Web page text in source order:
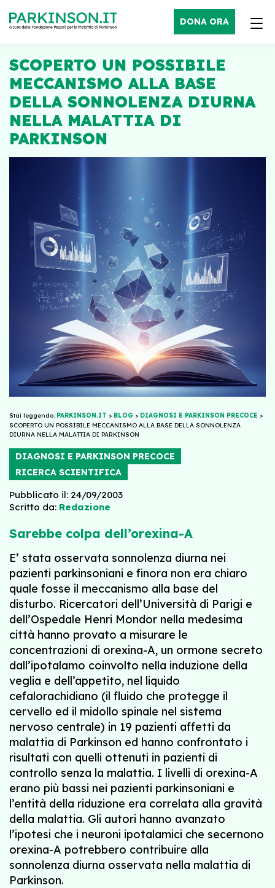
DONA ORA
SCOPERTO UN POSSIBILE
MECCANISMO ALLA BASE
DELLA SONNOLENZA DIURNA
NELLA MALATTIA DI
PARKINSON
Stai leggendo: PARKINSON.IT > BLOG > DIAGNOSI E PARKINSON PRECOCE >
SCOPERTO UN POSSIBILE MECCANISMO ALLA BASE DELLA SONNOLENZA
DIURNA NELLA MALATTIA DI PARKINSON
DIAGNOSI E PARKINSON PRECOCE
RICERCA SCIENTIFICA
Pubblicato il: 24/09/2003
Scritto da: Redazione
Sarebbe colpa dell’orexina-A
E’ stata osservata sonnolenza diurna nei
pazienti parkinsoniani e finora non era chiaro
quale fosse il meccanismo alla base del
disturbo. Ricercatori dell’Università di Parigi e
dell’Ospedale Henri Mondor nella medesima
città hanno provato a misurare le
concentrazioni di orexina-A, un ormone secreto
dall’ipotalamo coinvolto nella induzione della
veglia e dell’appetito, nel liquido
cefalorachidiano (il fluido che protegge il
cervello ed il midollo spinale nel sistema
nervoso centrale) in 19 pazienti affetti da
malattia di Parkinson ed hanno confrontato i
risultati con quelli ottenuti in pazienti di
controllo senza la malattia. I livelli di orexina-A
erano più bassi nei pazienti parkinsoniani e
l’entità della riduzione era correlata alla gravità
della malattia. Gli autori hanno avanzato
l’ipotesi che i neuroni ipotalamici che secernono
orexina-A potrebbero contribuire alla
sonnolenza diurna osservata nella malattia di
Parkinson.